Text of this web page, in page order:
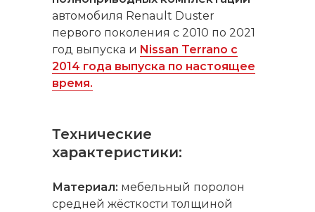
автомобиля Renault Duster
первого поколения c 2010 по 2021
год выпуска и Nissan Terrano с
2014 года выпуска по настоящее
время.
Технические
характеристики:
Материал: мебельный поролон
средней жёсткости толщиной